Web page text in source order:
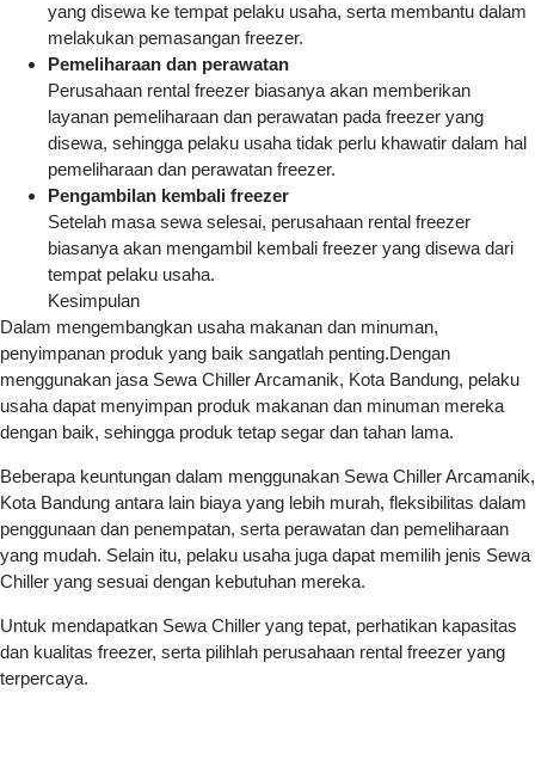
yang disewa ke tempat pelaku usaha, serta membantu dalam
melakukan pemasangan freezer.
Pemeliharaan dan perawatan
Perusahaan rental freezer biasanya akan memberikan
layanan pemeliharaan dan perawatan pada freezer yang
disewa, sehingga pelaku usaha tidak perlu khawatir dalam hal
pemeliharaan dan perawatan freezer.
Pengambilan kembali freezer
Setelah masa sewa selesai, perusahaan rental freezer
biasanya akan mengambil kembali freezer yang disewa dari
tempat pelaku usaha.
Kesimpulan
Dalam mengembangkan usaha makanan dan minuman,
penyimpanan produk yang baik sangatlah penting.Dengan
menggunakan jasa Sewa Chiller Arcamanik, Kota Bandung, pelaku
usaha dapat menyimpan produk makanan dan minuman mereka
dengan baik, sehingga produk tetap segar dan tahan lama.
Beberapa keuntungan dalam menggunakan Sewa Chiller Arcamanik,
Kota Bandung antara lain biaya yang lebih murah, fleksibilitas dalam
penggunaan dan penempatan, serta perawatan dan pemeliharaan
yang mudah. Selain itu, pelaku usaha juga dapat memilih jenis Sewa
Chiller yang sesuai dengan kebutuhan mereka.
Untuk mendapatkan Sewa Chiller yang tepat, perhatikan kapasitas
dan kualitas freezer, serta pilihlah perusahaan rental freezer yang
terpercaya.